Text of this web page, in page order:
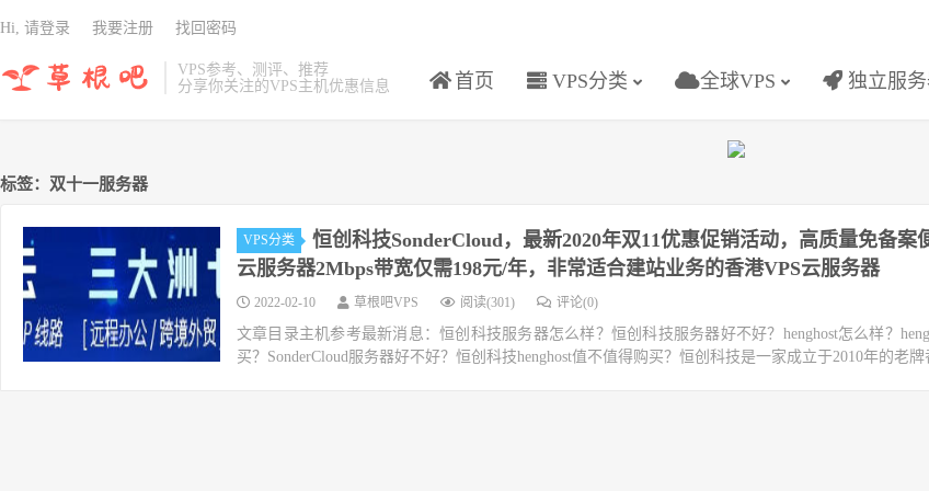
VPS参考、测评、推荐
分享你关注的VPS主机优惠信息
首页 VPS分类 全球VPS 独立服
Hi, 请登录 我要注册 找回密码
标签：双十一服务器
VPS分类
恒创科技SonderCloud，最新2020年双11优惠促销活动，高质量免备案
云服务器2Mbps带宽仅需198元/年，非常适合建站业务的香港VPS云服务器
2022-02-10 草根吧VPS 阅读(301) 评论(0)
文章目录主机参考最新消息：恒创科技服务器怎么样？恒创科技服务器好不好？henghost怎么样？
买？SonderCloud服务器好不好？恒创科技henghost值不值得购买？恒创科技是一家成立于2010年的老